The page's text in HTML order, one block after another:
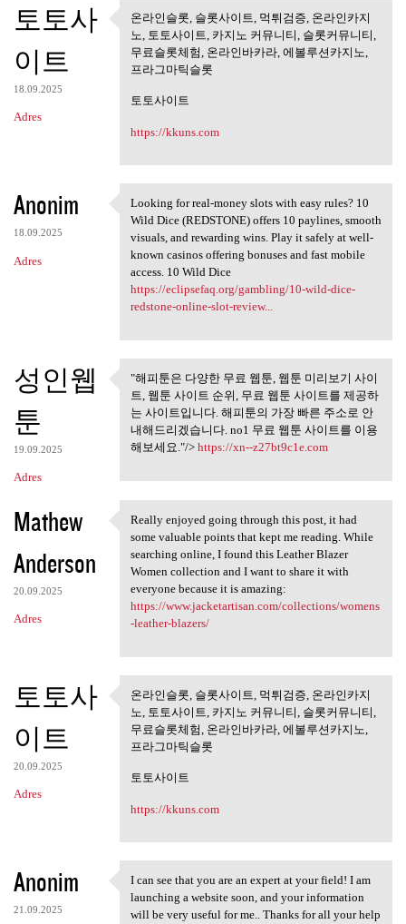
토토사
이트
18.09.2025
Adres
온라인슬롯, 슬롯사이트, 먹튀검
증, 온라인카지노,
온라인슬롯, 슬롯사이트, 먹튀검증, 온라인카지
노, 토토사이트, 카지노 커뮤니티, 슬롯커뮤니티,
무료슬롯체험, 온라인바카라, 에볼루션카지노,
프라그마틱슬롯
토토사이트
https://kkuns.com
Anonim
18.09.2025
Adres
Looking for real-money slots
Looking for real-money slots with easy rules? 10
Wild Dice (REDSTONE) offers 10 paylines, smooth
visuals, and rewarding wins. Play it safely at well-
known casinos offering bonuses and fast mobile
access. 10 Wild Dice
https://eclipsefaq.org/gambling/10-wild-dice-
redstone-online-slot-review...
성인웹
툰
19.09.2025
Adres
"해피툰은 다양한 무료 웹툰, 웹툰
미리보기 사이트,
"해피툰은 다양한 무료 웹툰, 웹툰 미리보기 사이
트, 웹툰 사이트 순위, 무료 웹툰 사이트를 제공하
는 사이트입니다. 해피툰의 가장 빠른 주소로 안
내해드리겠습니다. no1 무료 웹툰 사이트를 이용
해보세요."/> https://xn--z27bt9c1e.com
Mathew
Anderson
20.09.2025
Adres
Really enjoyed going through
Really enjoyed going through this post, it had
some valuable points that kept me reading. While
searching online, I found this Leather Blazer
Women collection and I want to share it with
everyone because it is amazing:
https://www.jacketartisan.com/collections/womens
-leather-blazers/
토토사
이트
20.09.2025
Adres
온라인슬롯, 슬롯사이트, 먹튀검
증, 온라인카지노,
온라인슬롯, 슬롯사이트, 먹튀검증, 온라인카지
노, 토토사이트, 카지노 커뮤니티, 슬롯커뮤니티,
무료슬롯체험, 온라인바카라, 에볼루션카지노,
프라그마틱슬롯
토토사이트
https://kkuns.com
Anonim
21.09.2025
I can see that you are an
I can see that you are an expert at your field! I am
launching a website soon, and your information
will be very useful for me.. Thanks for all your help